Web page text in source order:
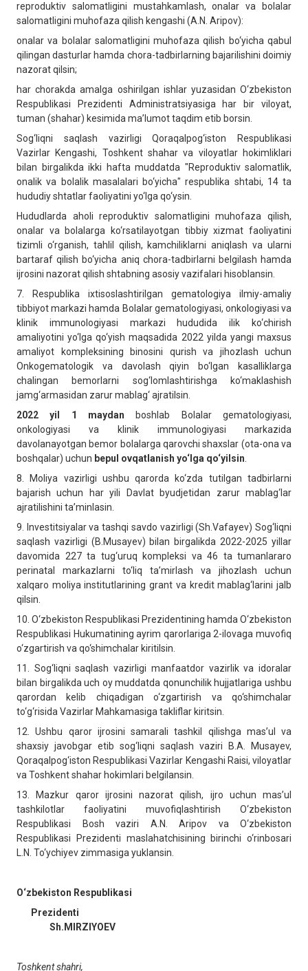
reproduktiv salomatligini mustahkamlash, onalar va bolalar
salomatligini muhofaza qilish kengashi (A.N. Aripov):
onalar va bolalar salomatligini muhofaza qilish bo‘yicha qabul
qilingan dasturlar hamda chora-tadbirlarning bajarilishini doimiy
nazorat qilsin;
har chorakda amalga oshirilgan ishlar yuzasidan O‘zbekiston
Respublikasi Prezidenti Administratsiyasiga har bir viloyat,
tuman (shahar) kesimida ma’lumot taqdim etib borsin.
Sog‘liqni saqlash vazirligi Qoraqalpog‘iston Respublikasi
Vazirlar Kengashi, Toshkent shahar va viloyatlar hokimliklari
bilan birgalikda ikki hafta muddatda "Reproduktiv salomatlik,
onalik va bolalik masalalari bo‘yicha" respublika shtabi, 14 ta
hududiy shtatlar faoliyatini yo‘lga qo‘ysin.
Hududlarda aholi reproduktiv salomatligini muhofaza qilish,
onalar va bolalarga ko‘rsatilayotgan tibbiy xizmat faoliyatini
tizimli o‘rganish, tahlil qilish, kamchiliklarni aniqlash va ularni
bartaraf qilish bo‘yicha aniq chora-tadbirlarni belgilash hamda
ijrosini nazorat qilish shtabning asosiy vazifalari hisoblansin.
7. Respublika ixtisoslashtirilgan gematologiya ilmiy-amaliy
tibbiyot markazi hamda Bolalar gematologiyasi, onkologiyasi va
klinik immunologiyasi markazi hududida ilik ko‘chirish
amaliyotini yo‘lga qo‘yish maqsadida 2022 yilda yangi maxsus
amaliyot kompleksining binosini qurish va jihozlash uchun
Onkogematologik va davolash qiyin bo‘lgan kasalliklarga
chalingan bemorlarni sog‘lomlashtirishga ko‘maklashish
jamg‘armasidan zarur mablag‘ ajratilsin.
2022 yil 1 maydan boshlab Bolalar gematologiyasi,
onkologiyasi va klinik immunologiyasi markazida
davolanayotgan bemor bolalarga qarovchi shaxslar (ota-ona va
boshqalar) uchun bepul ovqatlanish yo‘lga qo‘yilsin
8. Moliya vazirligi ushbu qarorda ko‘zda tutilgan tadbirlarni
bajarish uchun har yili Davlat byudjetidan zarur mablag‘lar
ajratilishini ta’minlasin.
9. Investitsiyalar va tashqi savdo vazirligi (Sh.Vafayev) Sog‘liqni
saqlash vazirligi (B.Musayev) bilan birgalikda 2022-2025 yillar
davomida 227 ta tug‘uruq kompleksi va 46 ta tumanlararo
perinatal markazlarni to‘liq ta’mirlash va jihozlash uchun
xalqaro moliya institutlarining grant va kredit mablag‘larini jalb
qilsin.
10. O‘zbekiston Respublikasi Prezidentining hamda O‘zbekiston
Respublikasi Hukumatining ayrim qarorlariga 2-ilovaga muvofiq
o‘zgartirish va qo‘shimchalar kiritilsin.
11. Sog‘liqni saqlash vazirligi manfaatdor vazirlik va idoralar
bilan birgalikda uch oy muddatda qonunchilik hujjatlariga ushbu
qarordan kelib chiqadigan o‘zgartirish va qo‘shimchalar
to‘g‘risida Vazirlar Mahkamasiga takliflar kiritsin.
12. Ushbu qaror ijrosini samarali tashkil qilishga mas’ul va
shaxsiy javobgar etib sog‘liqni saqlash vaziri B.A. Musayev,
Qoraqalpog‘iston Respublikasi Vazirlar Kengashi Raisi, viloyatlar
va Toshkent shahar hokimlari belgilansin.
13. Mazkur qaror ijrosini nazorat qilish, ijro uchun mas’ul
tashkilotlar faoliyatini muvofiqlashtirish O‘zbekiston
Respublikasi Bosh vaziri A.N. Aripov va O‘zbekiston
Respublikasi Prezidenti maslahatchisining birinchi o‘rinbosari
L.N. To‘ychiyev zimmasiga yuklansin.
O‘zbekiston Respublikasi
Prezidenti
Sh.MIRZIYOEV
Toshkent shahri,